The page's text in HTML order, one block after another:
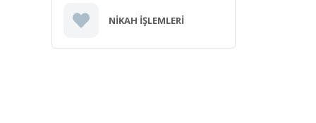
NIKAH İŞLEMLERI